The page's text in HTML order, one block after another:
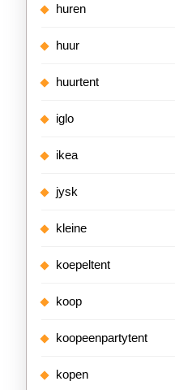
huren
huur
huurtent
iglo
ikea
jysk
kleine
koepeltent
koop
koopeenpartytent
kopen